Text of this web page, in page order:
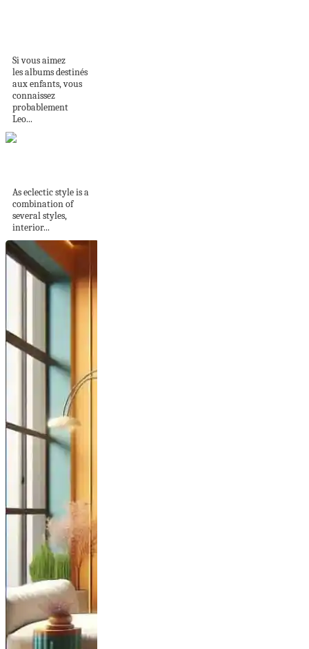
Si vous aimez
les albums destinés
aux enfants, vous
connaissez
probablement
Leo...
As eclectic style is a
combination of
several styles,
interior...